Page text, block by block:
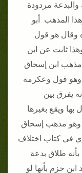
والبدعة مردودة
المذهب أبو
وقال هو قول
ثابت عن ابن
مذهب ابن إسحاق
وهو قول وعكرمة
يفرق بين
بها ويقع بغيرها
مذهب إسحاق
في كتاب اختلاف
بأنه طلاق بدعة
حزم بأنها لو